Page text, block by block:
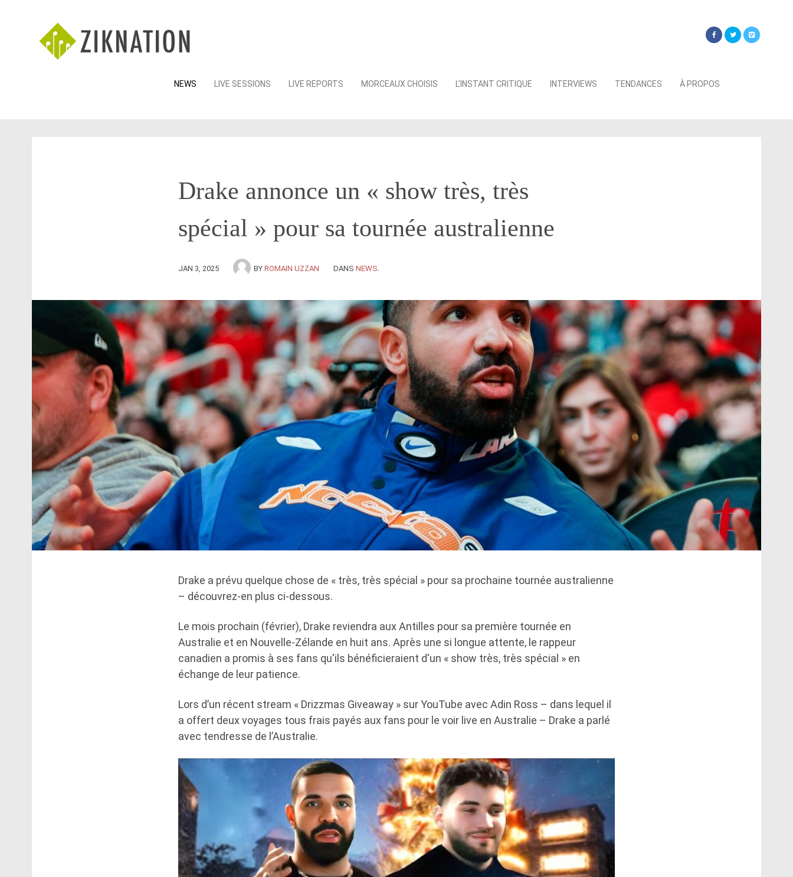
Skip
NEWS LIVE SESSIONS LIVE REPORTS MORCEAUX CHOISIS L’INSTANT CRITIQUE INTERVIEWS TENDANCES À PROPOS
Drake annonce un « show très, très
spécial » pour sa tournée australienne
JAN 3, 2025 BY ROMAIN UZZAN DANS NEWS
Drake a prévu quelque chose de « très, très spécial » pour sa prochaine tournée australienne
– découvrez-en plus ci-dessous.
Le mois prochain (février), Drake reviendra aux Antilles pour sa première tournée en
Australie et en Nouvelle-Zélande en huit ans. Après une si longue attente, le rappeur
canadien a promis à ses fans qu'ils bénéficieraient d'un « show très, très spécial » en
échange de leur patience.
Lors d’un récent stream « Drizzmas Giveaway » sur YouTube avec Adin Ross – dans lequel il
a offert deux voyages tous frais payés aux fans pour le voir live en Australie – Drake a parlé
avec tendresse de l’Australie.